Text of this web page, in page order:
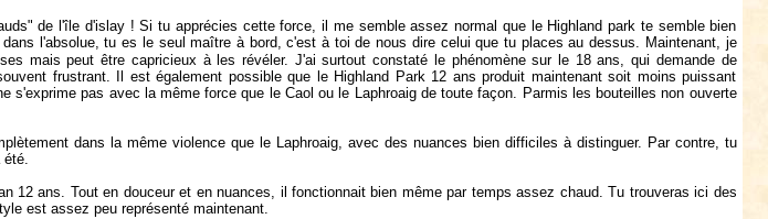
de l'île d'islay ! Si tu apprécies cette force, il me semble assez normal que le Highland park te semble bien
l'absolue, tu es le seul maître à bord, c'est à toi de nous dire celui que tu places au dessus. Maintenant, je
mais peut être capricieux à les révéler. J'ai surtout constaté le phénomène sur le 18 ans, qui demande de
frustrant. Il est également possible que le Highland Park 12 ans produit maintenant soit moins puissant
s'exprime pas avec la même force que le Caol ou le Laphroaig de toute façon. Parmis les bouteilles non ouverte
dans la même violence que le Laphroaig, avec des nuances bien difficiles à distinguer. Par contre, tu
été.
12 ans. Tout en douceur et en nuances, il fonctionnait bien même par temps assez chaud. Tu trouveras ici des
est assez peu représenté maintenant.